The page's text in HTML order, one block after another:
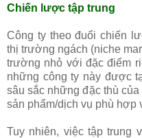
Chiến lược tập trung
Công ty theo đuổi chiến
thị trường ngách (niche
trường nhỏ với đặc điểm
những công ty này được
sâu sắc những đặc thù
sản phẩm/dịch vụ phù hợp
Tuy nhiên, việc tập trung